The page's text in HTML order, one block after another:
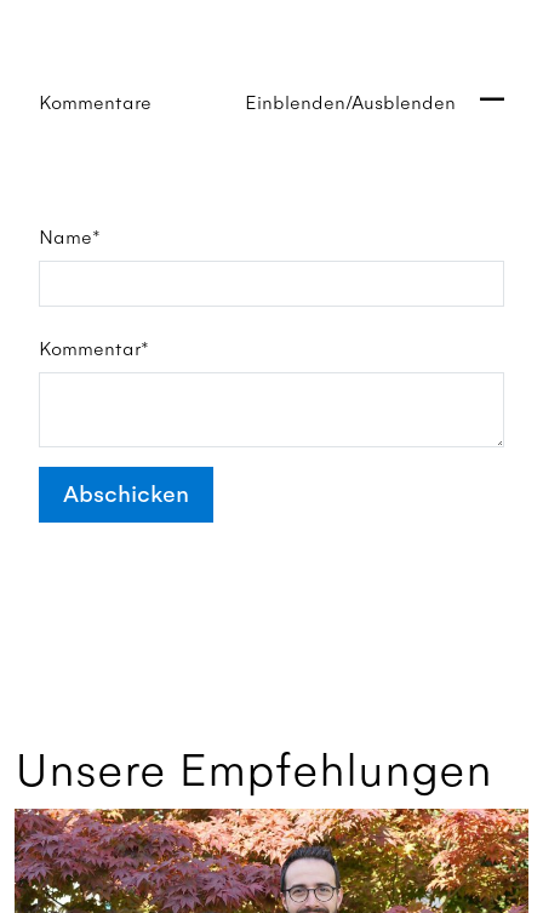
Kommentare Einblenden/Ausblenden
Name*
Kommentar*
Abschicken
Unsere Empfehlungen